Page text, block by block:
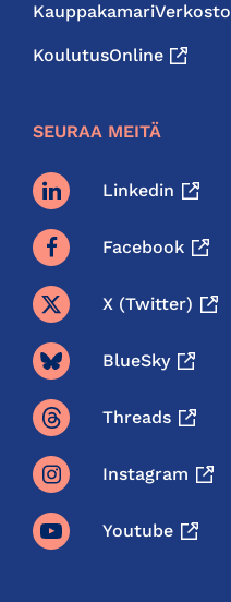
KauppakamariVerkosto
KoulutusOnline
SEURAA MEITÄ
Linkedin
Facebook
X (twitter)
BlueSky
Threads
Instagram
Youtube